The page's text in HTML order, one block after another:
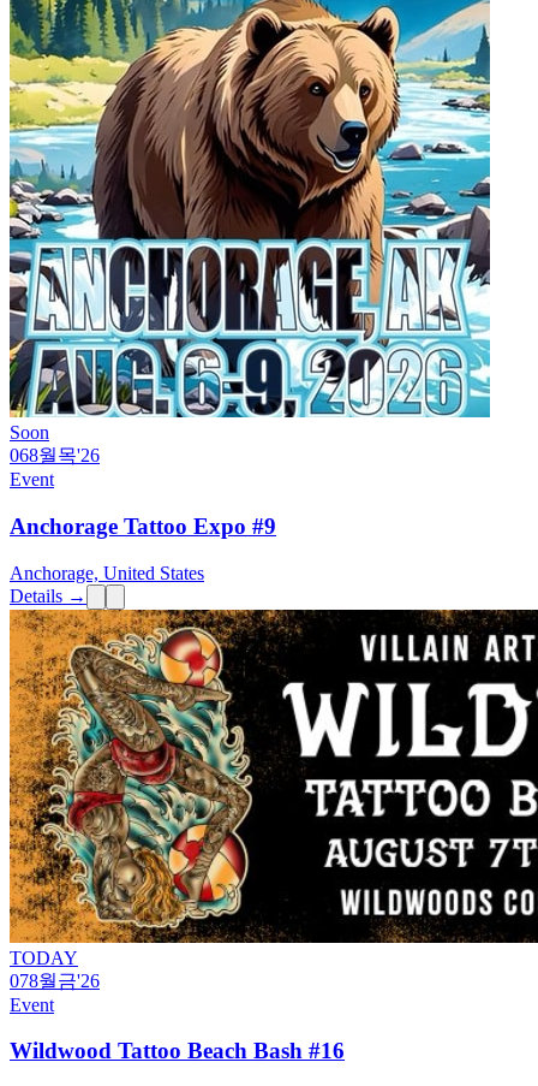
Soon
068월목'26
Event
Anchorage Tattoo Expo #9
Anchorage, United States
Details →
TODAY
078월금'26
Event
Wildwood Tattoo Beach Bash #16